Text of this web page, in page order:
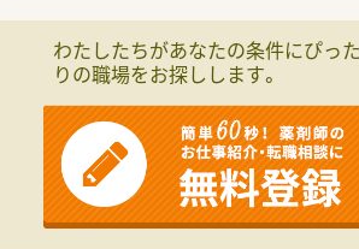
■欠員補充に伴う募集となっており、周
ションを図りながら支店を支える方を求
■事務的かつ学術的な視点から業務を遂
おり、責任感を持って仕事に取り組める
■企業内での実務経験がない方でも、薬剤
して新しい環境に挑戦したい意欲的な方
【想定される業務内容】
■医薬品の温度管理や期限管理などの品
店全体の薬事関連業務を幅広く担当して
わたしたちがあなたの条件にぴった
りの職場をお探しします。